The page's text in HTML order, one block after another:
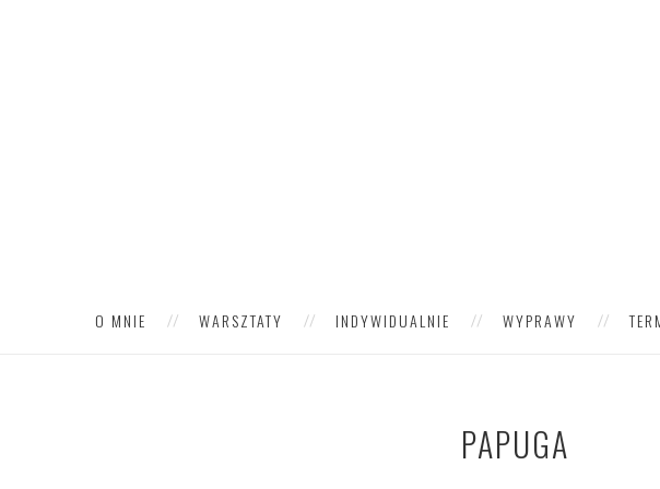
O MNIE WARSZTATY INDYWIDUALNIE WYPRAWY
PAPUGA